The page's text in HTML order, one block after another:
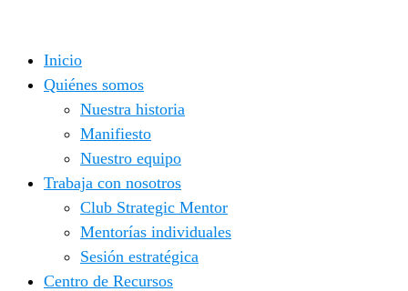
contenido
Inicio
Quiénes somos
Nuestra historia
Manifiesto
Nuestro equipo
Trabaja con nosotros
Club Strategic Mentor
Mentorías individuales
Sesión estratégica
Centro de Recursos